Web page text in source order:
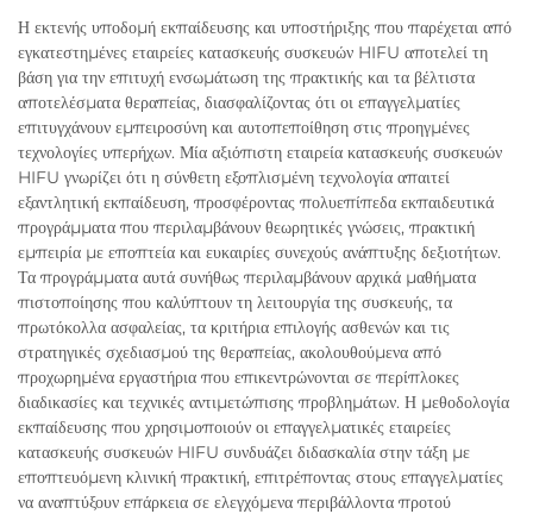
Η εκτενής υποδομή εκπαίδευσης και υποστήριξης που παρέχεται από
εγκατεστημένες εταιρείες κατασκευής συσκευών HIFU αποτελεί τη
βάση για την επιτυχή ενσωμάτωση της πρακτικής και τα βέλτιστα
αποτελέσματα θεραπείας, διασφαλίζοντας ότι οι επαγγελματίες
επιτυγχάνουν εμπειροσύνη και αυτοπεποίθηση στις προηγμένες
τεχνολογίες υπερήχων. Μία αξιόπιστη εταιρεία κατασκευής συσκευών
HIFU γνωρίζει ότι η σύνθετη εξοπλισμένη τεχνολογία απαιτεί
εξαντλητική εκπαίδευση, προσφέροντας πολυεπίπεδα εκπαιδευτικά
προγράμματα που περιλαμβάνουν θεωρητικές γνώσεις, πρακτική
εμπειρία με εποπτεία και ευκαιρίες συνεχούς ανάπτυξης δεξιοτήτων.
Τα προγράμματα αυτά συνήθως περιλαμβάνουν αρχικά μαθήματα
πιστοποίησης που καλύπτουν τη λειτουργία της συσκευής, τα
πρωτόκολλα ασφαλείας, τα κριτήρια επιλογής ασθενών και τις
στρατηγικές σχεδιασμού της θεραπείας, ακολουθούμενα από
προχωρημένα εργαστήρια που επικεντρώνονται σε περίπλοκες
διαδικασίες και τεχνικές αντιμετώπισης προβλημάτων. Η μεθοδολογία
εκπαίδευσης που χρησιμοποιούν οι επαγγελματικές εταιρείες
κατασκευής συσκευών HIFU συνδυάζει διδασκαλία στην τάξη με
εποπτευόμενη κλινική πρακτική, επιτρέποντας στους επαγγελματίες
να αναπτύξουν επάρκεια σε ελεγχόμενα περιβάλλοντα προτού